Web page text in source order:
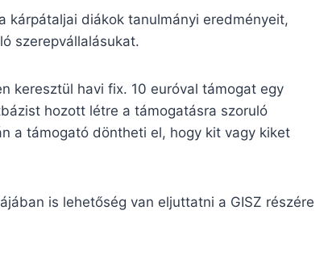
kárpátaljai diákok tanulmányi eredményeit,
szerepvállalásukat.
keresztül havi fix. 10 euróval támogat egy
hozott létre a támogatásra szoruló
a támogató döntheti el, hogy kit vagy kiket
is lehetőség van eljuttatni a GISZ részére